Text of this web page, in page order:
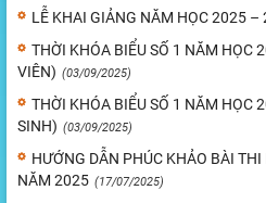
LỄ KHAI GIẢNG NĂM HỌC 2025 –
THỜI KHÓA BIỂU SỐ 1 NĂM HỌC
VIÊN) (03/09/2025)
THỜI KHÓA BIỂU SỐ 1 NĂM HỌC
SINH) (03/09/2025)
HƯỚNG DẪN PHÚC KHẢO BÀI
NĂM 2025 (17/07/2025)